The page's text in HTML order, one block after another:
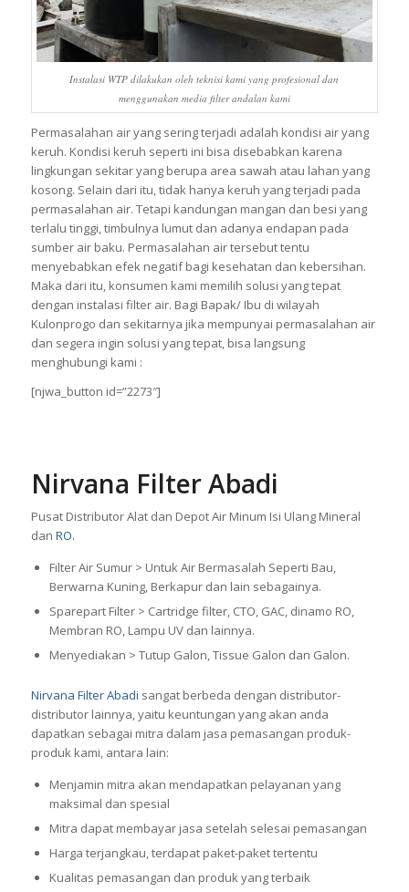
Instalasi WTP dilakukan oleh teknisi kami yang profesional dan
menggunakan media filter andalan kami
Permasalahan air yang sering terjadi adalah kondisi air yang
keruh. Kondisi keruh seperti ini bisa disebabkan karena
lingkungan sekitar yang berupa area sawah atau lahan yang
kosong. Selain dari itu, tidak hanya keruh yang terjadi pada
permasalahan air. Tetapi kandungan mangan dan besi yang
terlalu tinggi, timbulnya lumut dan adanya endapan pada
sumber air baku. Permasalahan air tersebut tentu
menyebabkan efek negatif bagi kesehatan dan kebersihan.
Maka dari itu, konsumen kami memilih solusi yang tepat
dengan instalasi filter air. Bagi Bapak/ Ibu di wilayah
Kulonprogo dan sekitarnya jika mempunyai permasalahan air
dan segera ingin solusi yang tepat, bisa langsung
menghubungi kami :
[njwa_button id=”2273″]
Nirvana Filter Abadi
Pusat Distributor Alat dan Depot Air Minum Isi Ulang Mineral
dan RO.
Filter Air Sumur > Untuk Air Bermasalah Seperti Bau,
Berwarna Kuning, Berkapur dan lain sebagainya.
Sparepart Filter > Cartridge filter, CTO, GAC, dinamo RO,
Membran RO, Lampu UV dan lainnya.
Menyediakan > Tutup Galon, Tissue Galon dan Galon.
Nirvana Filter Abadi sangat berbeda dengan distributor-
distributor lainnya, yaitu keuntungan yang akan anda
dapatkan sebagai mitra dalam jasa pemasangan produk-
produk kami, antara lain:
Menjamin mitra akan mendapatkan pelayanan yang
maksimal dan spesial
Mitra dapat membayar jasa setelah selesai pemasangan
Harga terjangkau, terdapat paket-paket tertentu
Kualitas pemasangan dan produk yang terbaik